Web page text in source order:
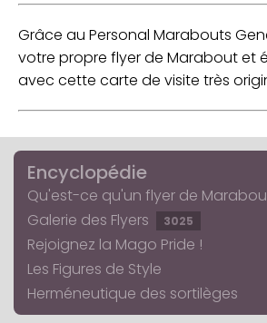
Grâce au Personal Marabouts
votre propre flyer de Marabout et
avec cette carte de visite très
Encyclopédie
Qu'est-ce qu'un flyer de
Galerie des Flyers
3025
Rejoignez la Mago Pride !
Les Figures de Style
Herméneutique des sortilèges